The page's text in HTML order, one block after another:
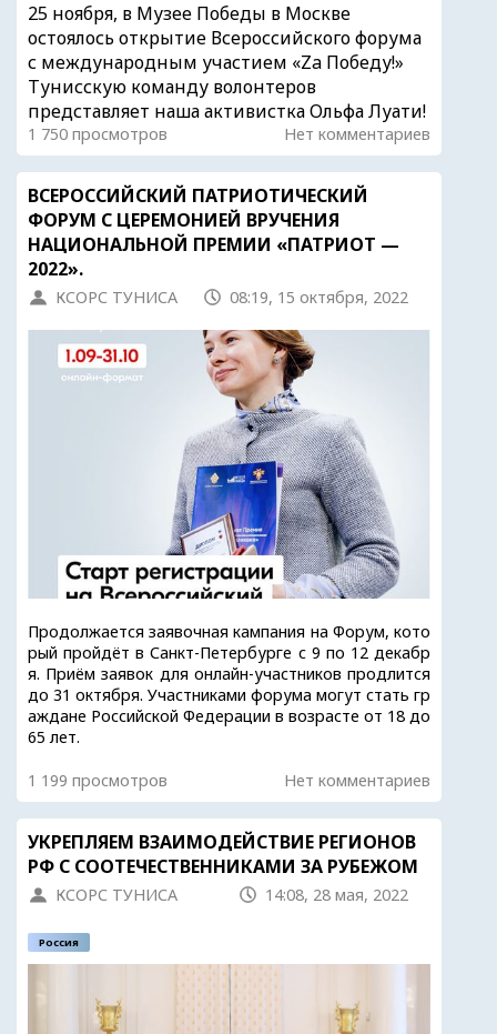
25 ноября, в Музее Победы в Москве
остоялось открытие Всероссийского форума
с международным участием «Za Победу!»
Тунисскую команду волонтеров
представляет наша активистка Ольфа Луати!
1 750 просмотров Нет комментариев
ВСЕРОССИЙСКИЙ ПАТРИОТИЧЕСКИЙ
ФОРУМ С ЦЕРЕМОНИЕЙ ВРУЧЕНИЯ
НАЦИОНАЛЬНОЙ ПРЕМИИ «ПАТРИОТ —
2022».
КСОРС ТУНИСА 08:19, 15 октября, 2022
Продолжается заявочная кампания на Форум, кото
рый пройдёт в Санкт-Петербурге с 9 по 12 декабр
я. Приём заявок для онлайн-участников продлится
до 31 октября. Участниками форума могут стать гр
аждане Российской Федерации в возрасте от 18 до
65 лет.
1 199 просмотров Нет комментариев
УКРЕПЛЯЕМ ВЗАИМОДЕЙСТВИЕ РЕГИОНОВ
РФ С СООТЕЧЕСТВЕННИКАМИ ЗА РУБЕЖОМ
КСОРС ТУНИСА 14:08, 28 мая, 2022
Россия